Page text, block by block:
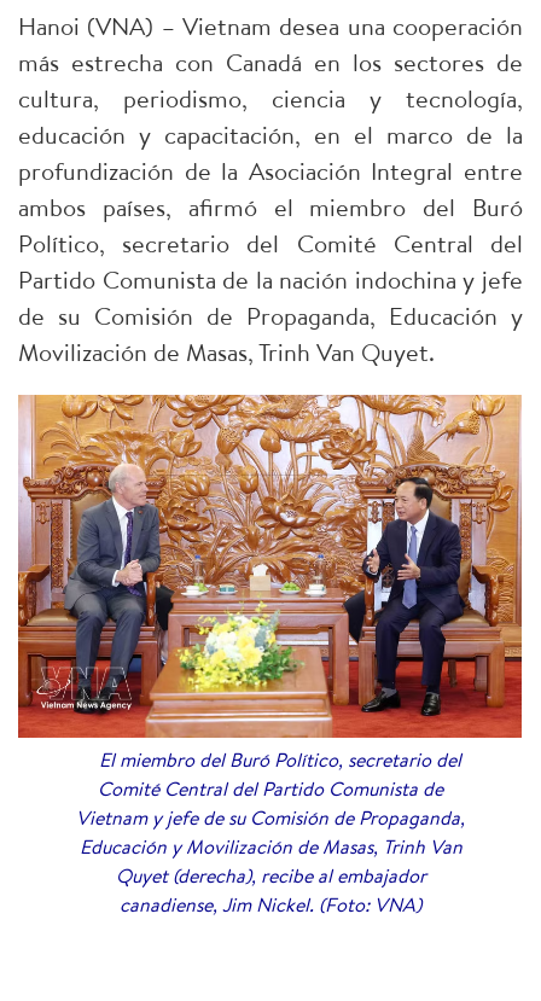
Hanoi (VNA) – Vietnam desea una cooperación
más estrecha con Canadá en los sectores de
cultura, periodismo, ciencia y tecnología,
educación y capacitación, en el marco de la
profundización de la Asociación Integral entre
ambos países, afirmó el miembro del Buró
Político, secretario del Comité Central del
Partido Comunista de la nación indochina y jefe
de su Comisión de Propaganda, Educación y
Movilización de Masas, Trinh Van Quyet.
El miembro del Buró Político, secretario del
Comité Central del Partido Comunista de
Vietnam y jefe de su Comisión de Propaganda,
Educación y Movilización de Masas, Trinh Van
Quyet (derecha), recibe al embajador
canadiense, Jim Nickel. (Foto: VNA)